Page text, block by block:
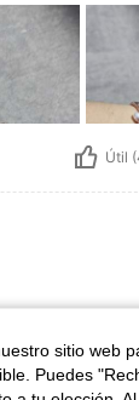
Útil
sitio web
Puedes